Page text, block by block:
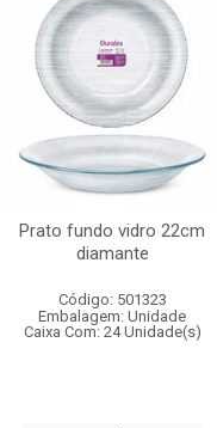
Prato fundo vidro 22cm
diamante
Código: 501323
Embalagem: Unidade
Caixa Com: 24 Unidade(s)